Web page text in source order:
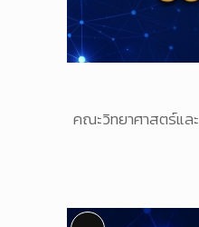
คณะวิทยาศาสตร์แล